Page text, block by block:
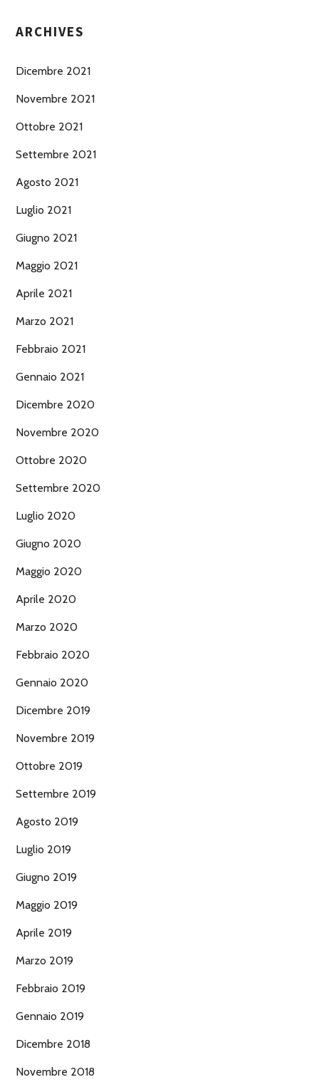
ARCHIVES
Dicembre 2021
Novembre 2021
Ottobre 2021
Settembre 2021
Agosto 2021
Luglio 2021
Giugno 2021
Maggio 2021
Aprile 2021
Marzo 2021
Febbraio 2021
Gennaio 2021
Dicembre 2020
Novembre 2020
Ottobre 2020
Settembre 2020
Luglio 2020
Giugno 2020
Maggio 2020
Aprile 2020
Marzo 2020
Febbraio 2020
Gennaio 2020
Dicembre 2019
Novembre 2019
Ottobre 2019
Settembre 2019
Agosto 2019
Luglio 2019
Giugno 2019
Maggio 2019
Aprile 2019
Marzo 2019
Febbraio 2019
Gennaio 2019
Dicembre 2018
Novembre 2018